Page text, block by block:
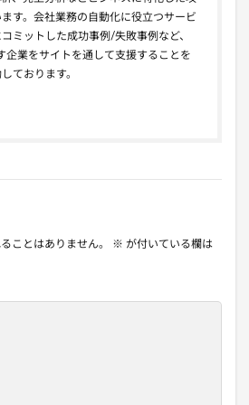
す。会社業務の自動化に役立つサービ
ミットした成功事例/失敗事例など、
企業をサイトを通して支援することを
ております。
ことはありません。 ※ が付いている欄は